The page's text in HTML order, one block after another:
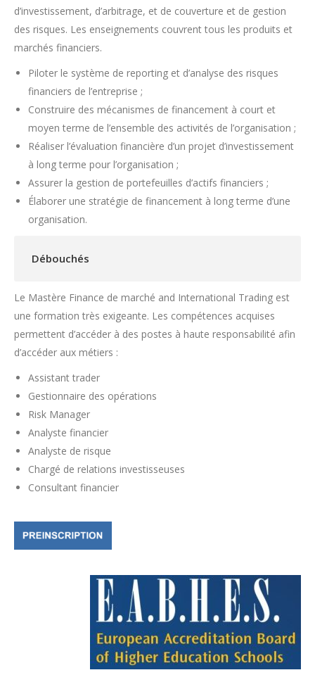
d’investissement, d’arbitrage, et de couverture et de gestion
des risques. Les enseignements couvrent tous les produits et
marchés financiers.
Piloter le système de reporting et d’analyse des risques
financiers de l’entreprise ;
Construire des mécanismes de financement à court et
moyen terme de l’ensemble des activités de l’organisation ;
Réaliser l’évaluation financière d’un projet d’investissement
à long terme pour l’organisation ;
Assurer la gestion de portefeuilles d’actifs financiers ;
Élaborer une stratégie de financement à long terme d’une
organisation.
Débouchés
Le Mastère Finance de marché and International Trading est
une formation très exigeante. Les compétences acquises
permettent d’accéder à des postes à haute responsabilité afin
d’accéder aux métiers :
Assistant trader
Gestionnaire des opérations
Risk Manager
Analyste financier
Analyste de risque
Chargé de relations investisseuses
Consultant financier